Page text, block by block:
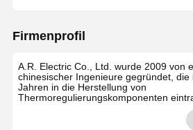
Firmenprofil
A.R. Electric Co., Ltd. wurde 2009 von
chinesischer Ingenieure gegründet,
Jahren in die Herstellung von
Thermoregulierungskomponenten